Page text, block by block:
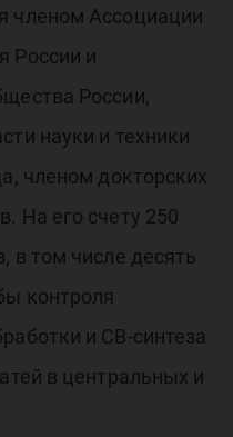
членом Ассоциации
России и
России,
науки и техники
членом докторских
На его счету 250
в том числе десять
контроля
и СВ-синтеза
в центральных и